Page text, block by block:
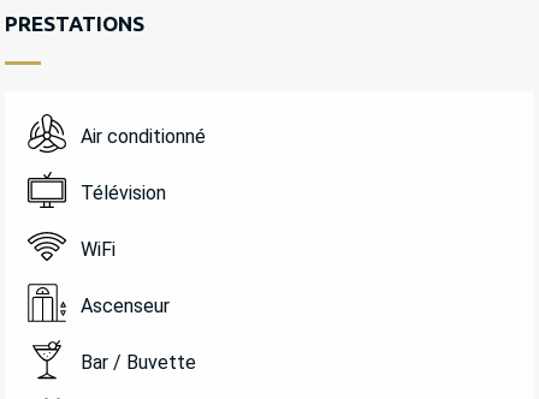
PRESTATIONS
Air conditionné
Télévision
WiFi
Ascenseur
Bar / Buvette